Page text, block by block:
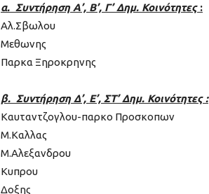
α. Συντήρηση Α’, Β’, Γ’ Δημ. Κοινότητες :
Αλ.Σβωλου
Μεθωνης
Παρκα Ξηροκρηνης
β. Συντήρηση Δ’, Ε’, ΣΤ’ Δημ. Κοινότητες :
Καυταντζογλου-παρκο Προσκοπων
Μ.Καλλας
Μ.Αλεξανδρου
Κυπρου
Δοξης